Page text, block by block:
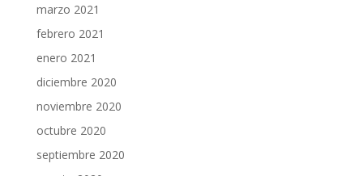
marzo 2021
febrero 2021
enero 2021
diciembre 2020
noviembre 2020
octubre 2020
septiembre 2020